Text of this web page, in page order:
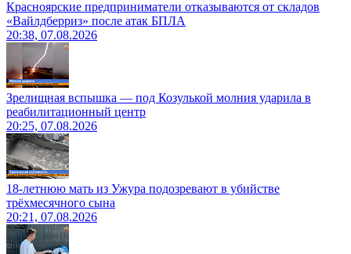
Красноярские предприниматели отказываются от складов
«Вайлдберриз» после атак БПЛА
20:38, 07.08.2026
Зрелищная вспышка — под Козулькой молния ударила в
реабилитационный центр
20:25, 07.08.2026
18-летнюю мать из Ужура подозревают в убийстве
трёхмесячного сына
20:21, 07.08.2026